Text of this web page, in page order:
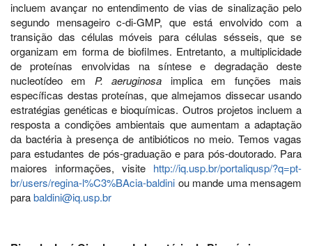
incluem avançar no entendimento de vias de sinalização pelo
segundo mensageiro c-di-GMP, que está envolvido com a
transição das células móveis para células sésseis, que se
organizam em forma de biofilmes. Entretanto, a multiplicidade
de proteínas envolvidas na síntese e degradação deste
nucleotídeo em P. aeruginosa implica em funções mais
específicas destas proteínas, que almejamos dissecar usando
estratégias genéticas e bioquímicas. Outros projetos incluem a
resposta a condições ambientais que aumentam a adaptação
da bactéria à presença de antibióticos no meio. Temos vagas
para estudantes de pós-graduação e para pós-doutorado. Para
maiores informações, visite http://iq.usp.br/portaliqusp/?q=pt-
br/users/regina-l%C3%BAcia-baldini ou mande uma mensagem
parabaldini@iq.usp.br